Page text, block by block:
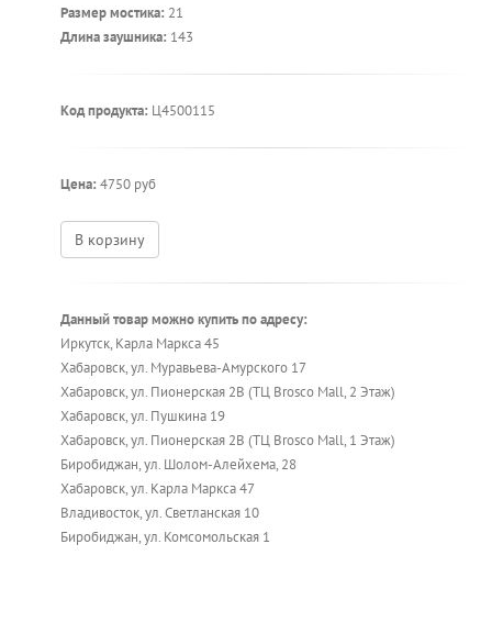
Размер мостика: 21
Длина заушника: 143
Код продукта: Ц4500115
Цена: 4750 руб
В корзину
Данный товар можно купить по адресу:
Иркутск, Карла Маркса 45
Хабаровск, ул. Муравьева-Амурского 17
Хабаровск, ул. Пионерская 2В (ТЦ Brosco Mall, 2 Этаж)
Хабаровск, ул. Пушкина 19
Хабаровск, ул. Пионерская 2В (ТЦ Brosco Mall, 1 Этаж)
Биробиджан, ул. Шолом-Алейхема, 28
Хабаровск, ул. Карла Маркса 47
Владивосток, ул. Светланская 10
Биробиджан, ул. Комсомольская 1